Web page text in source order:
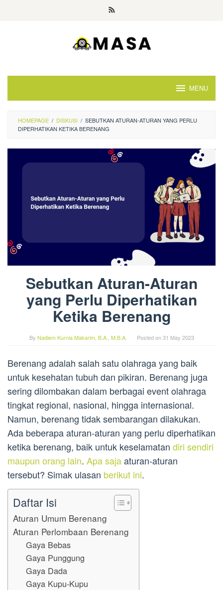
MENU
HOMEPAGE / DISKUSI / SEBUTKAN ATURAN-ATURAN YANG PERLU
DIPERHATIKAN KETIKA BERENANG
Sebutkan Aturan-Aturan
yang Perlu Diperhatikan
Ketika Berenang
By Nadiem Kurnia Makarim, B.A., M.B.A. Posted on31 May 2023
Berenang adalah salah satu olahraga yang baik
untuk kesehatan tubuh dan pikiran. Berenang juga
sering dilombakan dalam berbagai event olahraga
tingkat regional, nasional, hingga internasional.
Namun, berenang tidak sembarangan dilakukan.
Ada beberapa aturan-aturan yang perlu diperhatikan
ketika berenang, baik untuk keselamatan diri sendiri
maupun orang lain. Apa sajaaturan-aturan
tersebut? Simak ulasan berikut ini.
Daftar Isi
Aturan Umum Berenang
Aturan Perlombaan Berenang
Gaya Bebas
Gaya Punggung
Gaya Dada
Gaya Kupu-Kupu